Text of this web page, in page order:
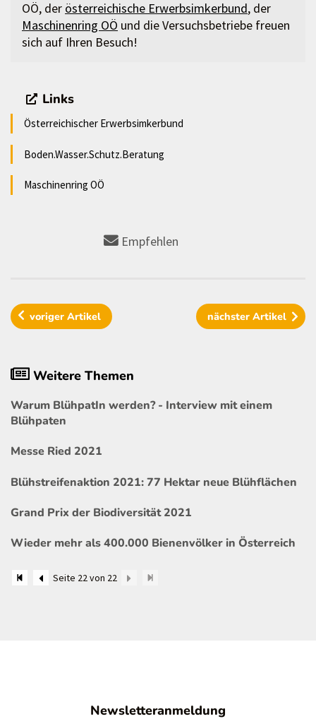
OÖ, der österreichische Erwerbsimkerbund, der
Maschinenring OÖ und die Versuchsbetriebe freuen
sich auf Ihren Besuch!
Links
Österreichischer Erwerbsimkerbund
Boden.Wasser.Schutz.Beratung
Maschinenring OÖ
Empfehlen
vorigerArtikel nächster Artikel
Weitere Themen
Warum BlühpatIn werden? - Interview mit einem
Blühpaten
Messe Ried 2021
Blühstreifenaktion 2021: 77 Hektar neue Blühflächen
Grand Prix der Biodiversität 2021
Wieder mehr als 400.000 Bienenvölker in Österreich
Seite 22 von 22
Newsletteranmeldung